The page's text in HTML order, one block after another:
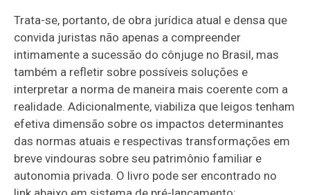
Trata-se, portanto, de obra jurídica atual e densa que
convida juristas não apenas a compreender
intimamente a sucessão do cônjuge no Brasil, mas
também a refletir sobre possíveis soluções e
interpretar a norma de maneira mais coerente com a
realidade. Adicionalmente, viabiliza que leigos tenham
efetiva dimensão sobre os impactos determinantes
das normas atuais e respectivas transformações em
breve vindouras sobre seu patrimônio familiar e
autonomia privada. O livro pode ser encontrado no